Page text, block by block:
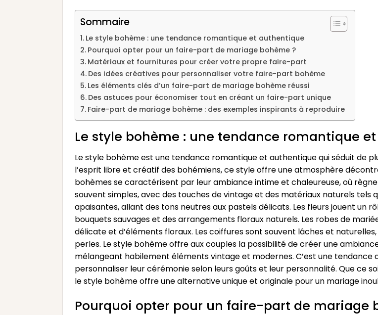
Sommaire
Le style bohème : une tendance romantique et authentique
Pourquoi opter pour un faire-part de mariage bohème ?
Matériaux et fournitures pour créer votre propre faire-part
Des idées créatives pour personnaliser votre faire-part bohème
Les éléments clés d’un faire-part de mariage bohème réussi
Des astuces pour économiser tout en créant un faire-part unique
Faire-part de mariage bohème : des exemples inspirants à reproduire
Le style bohème : une tendance romantique
Le style bohème est une tendance romantique et authentique qui séduit de
l’esprit libre et créatif des bohémiens, ce style offre une atmosphère
bohèmes se caractérisent par leur ambiance intime et chaleureuse, où
souvent simples, avec des touches de vintage et des matériaux naturels tels
apaisantes, allant des tons neutres aux pastels délicats. Les fleurs jouent un
bouquets sauvages et des arrangements floraux naturels. Les robes de
délicate et d’éléments floraux. Les coiffures sont souvent lâches et
perles. Le style bohème offre aux couples la possibilité de créer une
mélangeant habilement éléments vintage et modernes. C’est une
personnaliser leur cérémonie selon leurs goûts et leur personnalité. Que ce
le style bohème offre une alternative unique et originale pour un mariage
Pourquoi opter pour un faire-part de mariage